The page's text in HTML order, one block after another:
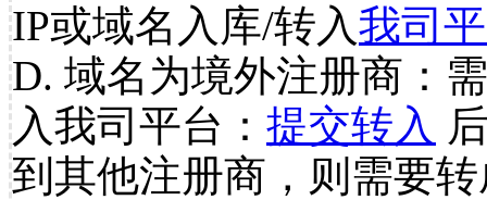
IP或域名入库/转入我司
D. 域名为境外注册商：
入我司平台： 提交转入
到其他注册商，则需要